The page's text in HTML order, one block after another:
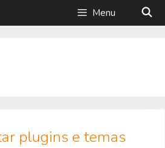
Menu
plugins e temas